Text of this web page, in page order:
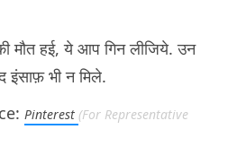
मौत हई, ये आप गिन लीजिये. उन
इंसाफ़ भी न मिले.
Pinterest (For Representative